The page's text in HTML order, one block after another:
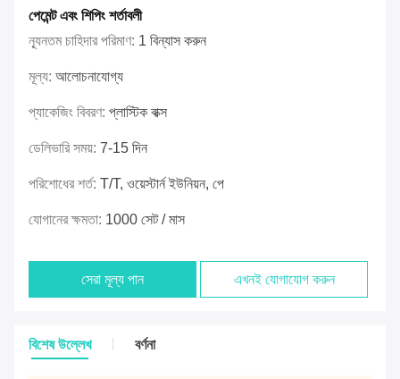
পেমেন্ট এবং শিপিং শর্তাবলী
ন্যূনতম চাহিদার পরিমাণ: 1 বিন্যাস করুন
মূল্য: আলোচনাযোগ্য
প্যাকেজিং বিবরণ: প্লাস্টিক বাক্স
ডেলিভারি সময়: 7-15 দিন
পরিশোধের শর্ত: T/T, ওয়েস্টার্ন ইউনিয়ন, পে
যোগানের ক্ষমতা: 1000 সেট / মাস
সেরা মূল্য পান এখনই যোগাযোগ করুন
বিশেষ উল্লেখ বর্ণনা